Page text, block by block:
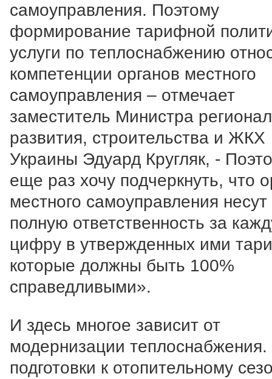
самоуправления. Поэтому
формирование тарифной
услуги по теплоснабжению
компетенции органов местного
самоуправления – отмечает
заместитель Министра
развития, строительства и ЖКХ
Украины Эдуард Кругляк, -
еще раз хочу подчеркнуть, что
местного самоуправления несут
полную ответственность за
цифру в утвержденных ими
которые должны быть 100%
справедливыми».
И здесь многое зависит от
модернизации
подготовки к отопительному